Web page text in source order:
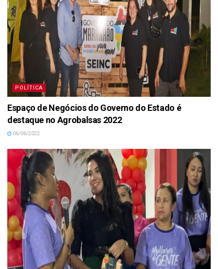
POLÍTICA
Espaço de Negócios do Governo do Estado é
destaque no Agrobalsas 2022
06/06/2022